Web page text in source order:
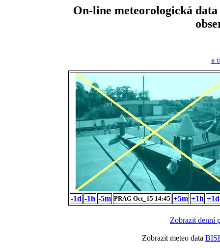
On-line meteorologická
©
-1d -1h -5m PRAG Oct_15 14:45 +5m +1h +1d
Zobrazit denní
Zobrazit meteo data